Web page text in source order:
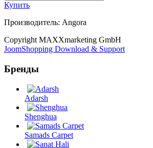
Купить
Производитель: Angora
Copyright MAXXmarketing GmbH
JoomShopping Download & Support
Бренды
Adarsh
Shenghua
Samads Carpet